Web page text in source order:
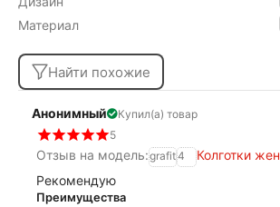
Материал
Найти похожие
Анонимный Купил(а) товар
5
Отзыв на модель:grafit4
Колготки
Рекомендую
Преимущества